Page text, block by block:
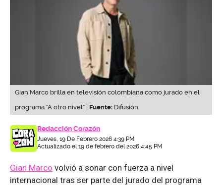
Gian Marco brilla en televisión colombiana como jurado en el
programa “A otro nivel” | Fuente: Difusión
Redacción Corazón
Jueves, 19 De Febrero 2026 4:39 PM
Actualizado el 19 de febrero del 2026 4:45 PM
Gian Marco volvió a sonar con fuerza a nivel
internacional tras ser parte del jurado del programa